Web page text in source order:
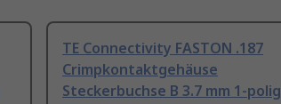
TE Connectivity FASTON .187
Crimpkontaktgehäuse
Steckerbuchse B 3.7 mm 1-polig